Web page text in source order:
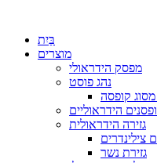
בַּיִת
מוצרים
מפסק הידראולי
נהג פוסט
קופסה
הידראוליים
גזירה הידראולית
צילינדרים
גזירת נשר